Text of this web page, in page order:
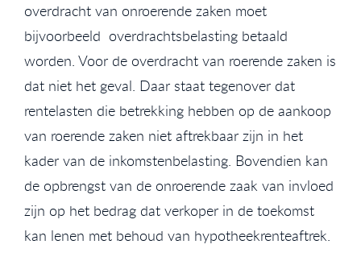
overdracht van onroerende zaken moet
bijvoorbeeld overdrachtsbelasting betaald
worden. Voor de overdracht van roerende zaken is
dat niet het geval. Daar staat tegenover dat
rentelasten die betrekking hebben op de aankoop
van roerende zaken niet aftrekbaar zijn in het
kader van de inkomstenbelasting. Bovendien kan
de opbrengst van de onroerende zaak van invloed
zijn op het bedrag dat verkoper in de toekomst
kan lenen met behoud van hypotheekrenteaftrek.